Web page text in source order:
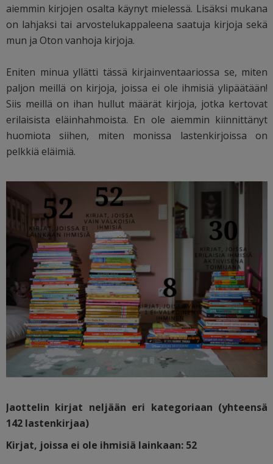
aiemmin kirjojen osalta käynyt mielessä. Lisäksi mukana
on lahjaksi tai arvostelukappaleena saatuja kirjoja sekä
mun ja Oton vanhoja kirjoja.
Eniten minua yllätti tässä kirjainventaariossa se, miten
paljon meillä on kirjoja, joissa ei ole ihmisiä ylipäätään!
Siis meillä on ihan hullut määrät kirjoja, jotka kertovat
erilaisista eläinhahmoista. En ole aiemmin kiinnittänyt
huomiota siihen, miten monissa lastenkirjoissa on
pelkkiä eläimiä.
Jaottelin kirjat neljään eri kategoriaan (yhteensä
142 lastenkirjaa)
Kirjat, joissa ei ole ihmisiä lainkaan: 52